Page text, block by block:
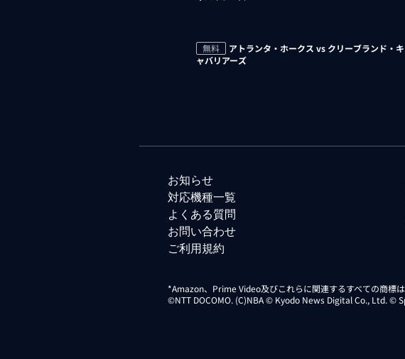
無料
アトランタ・ホークス vs クリーブランド・キ
ャバリアーズ
お知らせ
対応機種一覧
よくある質問
お問い合わせ
ご利用規約
*Amazon、Prime Video及びこれらに関連するすべての商標
©NTT DOCOMO. (C)NBA © Kyodo News Digital Co., Ltd. ©